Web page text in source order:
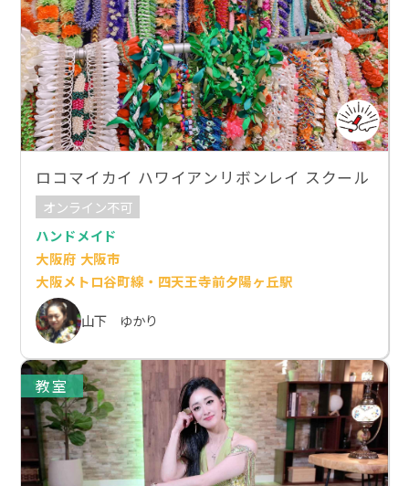
ロコマイカイ ハワイアンリボンレイ スクール
オンライン不可
ハンドメイド
大阪府 大阪市
大阪メトロ谷町線・四天王寺前夕陽ヶ丘駅
山下 ゆかり
教室